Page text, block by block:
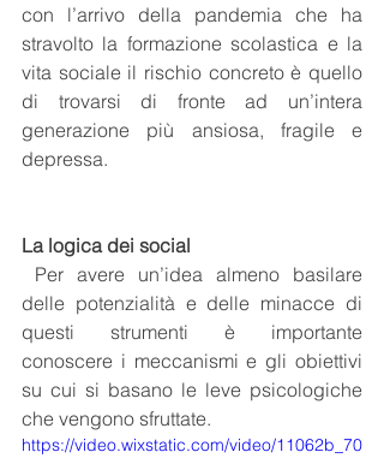
con l’arrivo della pandemia che ha
stravolto la formazione scolastica e la
vita sociale il rischio concreto è quello
di trovarsi di fronte ad un’intera
generazione più ansiosa, fragile e
depressa.
La logica dei social
delle potenzialità e delle minacce di
questi strumenti è importante
conoscere i meccanismi e gli obiettivi
su cui si basano le leve psicologiche
che vengono sfruttate.
https://video.wixstatic.com/video/11062b_70